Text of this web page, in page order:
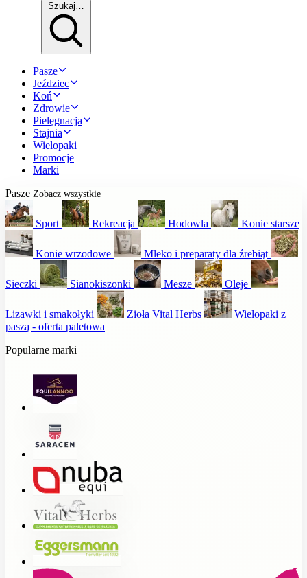
Szukaj…
Pasze
Jeździec
Koń
Zdrowie
Pielęgnacja
Stajnia
Wielopaki
Promocje
Marki
Pasze Zobacz wszystkie
Sport Rekreacja Hodowla Konie starsze
Konie wrzodowe Mleko i preparaty dla źrebiąt
Sieczki Sianokiszonki Mesze Oleje
Lizawki i smakołyki Zioła Vital Herbs
Wielopaki z
paszą - oferta paletowa
Popularne marki